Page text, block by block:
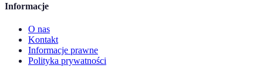
Informacje
O nas
Kontakt
Informacje prawne
Polityka prywatności